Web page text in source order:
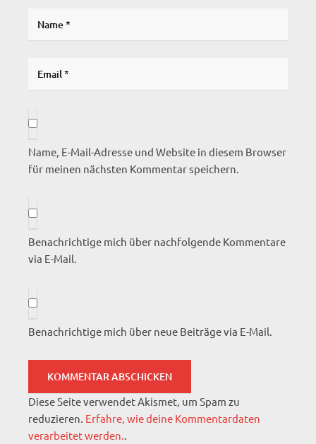
Name, E-Mail-Adresse und Website in diesem Browser
für meinen nächsten Kommentar speichern.
Benachrichtige mich über nachfolgende Kommentare
via E-Mail.
Benachrichtige mich über neue Beiträge via E-Mail.
Diese Seite verwendet Akismet, um Spam zu
reduzieren. Erfahre, wie deine Kommentardaten
verarbeitet werden..